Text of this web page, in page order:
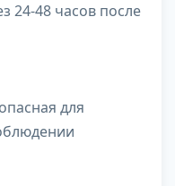
24-48 часов после
для